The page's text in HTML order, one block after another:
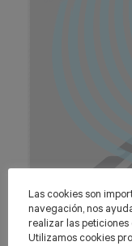
Las cookies son
navegación, nos
realizar las peticiones
Utilizamos cookies